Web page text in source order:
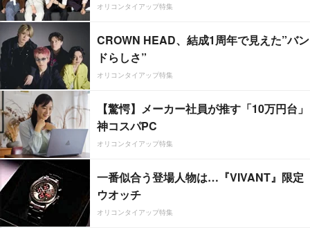
オリコンタイアップ特集
CROWN HEAD、結成1周年で見えた”バン
ドらしさ”
オリコンタイアップ特集
【驚愕】メーカー社員が推す「10万円台」
神コスパPC
オリコンタイアップ特集
一番似合う登場人物は…『VIVANT』限定
ウオッチ
オリコンタイアップ特集